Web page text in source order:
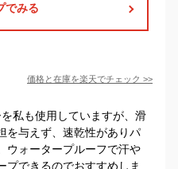
でみる
価格と在庫を楽天でチェック >>
私も使用していますが、滑
を与えず、速乾性がありパ
ウォータープルーフで汗や
プできるのでおすすめしま